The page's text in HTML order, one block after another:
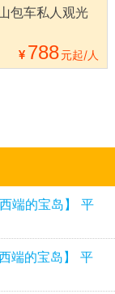
包车私人观光
788元起/人
端的宝岛】 平
端的宝岛】 平